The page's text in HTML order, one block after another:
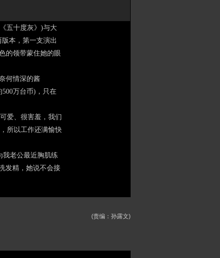
五十度灰》)与大
本，第一支演出
的领带蒙住她的眼
何情深的酱
万台币)，只在
爱、很害羞，我们
所以工作还满愉快
我老公最近胸肌练
发精，她说不会接
(责编：孙露文)